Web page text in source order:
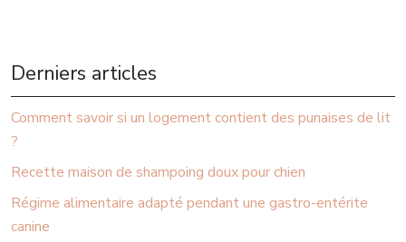
Derniers articles
Comment savoir si un logement contient des punaises de lit
?
Recette maison de shampoing doux pour chien
Régime alimentaire adapté pendant une gastro-entérite
canine